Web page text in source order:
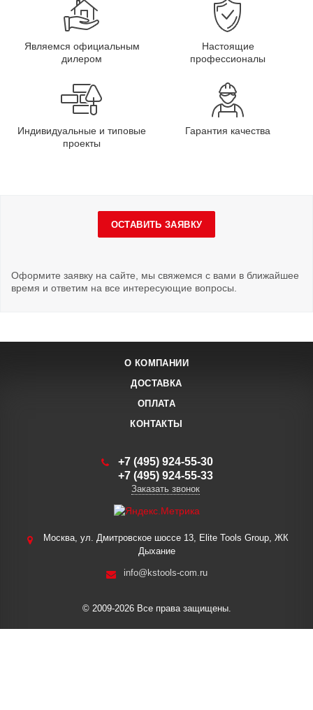
Являемся официальным
дилером
Настоящие
профессионалы
Индивидуальные и типовые
проекты
Гарантия качества
ОСТАВИТЬ ЗАЯВКУ
Оформите заявку на сайте, мы свяжемся с вами в ближайшее
время и ответим на все интересующие вопросы.
О КОМПАНИИ
ДОСТАВКА
ОПЛАТА
КОНТАКТЫ
+7 (495) 924-55-30
+7 (495) 924-55-33
Заказать звонок
Москва, ул. Дмитровское шоссе 13, Elite Tools Group, ЖК
Дыхание
info@kstools-com.ru
© 2009-2026 Все права защищены.